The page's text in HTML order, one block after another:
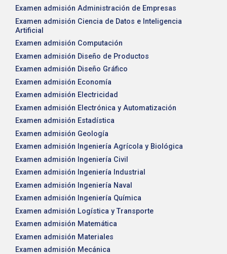
Examen admisión Administración de Empresas
Examen admisión Ciencia de Datos e Inteligencia
Artificial
Examen admisión Computación
Examen admisión Diseño de Productos
Examen admisión Diseño Gráfico
Examen admisión Economía
Examen admisión Electricidad
Examen admisión Electrónica y Automatización
Examen admisión Estadística
Examen admisión Geología
Examen admisión Ingeniería Agrícola y Biológica
Examen admisión Ingeniería Civil
Examen admisión Ingeniería Industrial
Examen admisión Ingeniería Naval
Examen admisión Ingeniería Química
Examen admisión Logística y Transporte
Examen admisión Matemática
Examen admisión Materiales
Examen admisión Mecánica